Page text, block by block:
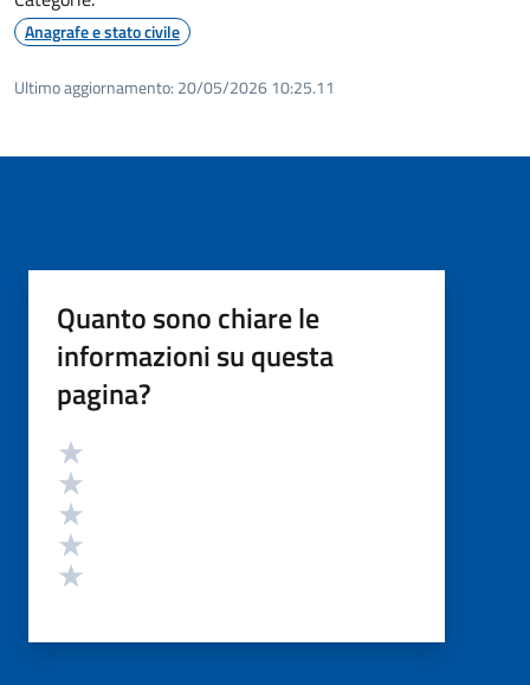
Anagrafe e stato civile
Ultimo aggiornamento: 20/05/2026 10:25.11
Quanto sono chiare le
informazioni su questa
pagina?
Valutazione